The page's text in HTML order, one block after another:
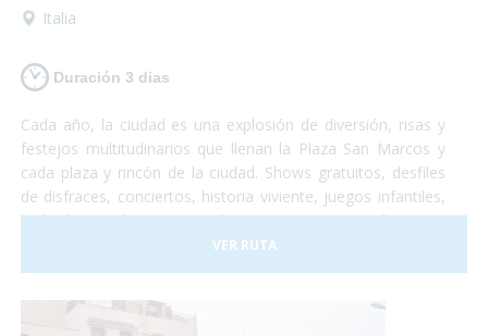
Italia
Duración 3 dias
Cada año, la ciudad es una explosión de diversión, risas y
festejos multitudinarios que llenan la Plaza San Marcos y
cada plaza y rincón de la ciudad. Shows gratuitos, desfiles
de disfraces, conciertos, historia viviente, juegos infantiles,
bailes hasta el amanecer, degustaciones gastronómicas e
infinidad de otras emociones sensoriales que no te dejarán
indiferente. Paseos por los canales, un recorrido en
visitar cada rincón de la ciudad, te lo habías imaginado?
VER RUTA